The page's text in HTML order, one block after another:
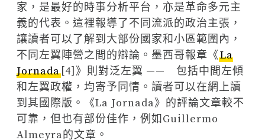
家，是最好的時事分析平台，亦是革命多元主
義的代表。這裡報導了不同流派的政治主張，
讓讀者可以了解到大部份國家和小區範圍內，
不同左翼陣營之間的辯論。墨西哥報章《La
Jornada [4]》則對泛左翼 —— 包括中間左傾
和左翼政權，均寄予同情。讀者可以在網上讀
到其國際版。《La Jornada》的評論文章較不
可靠，但也有部份佳作，例如Guillermo
Almeyra的文章。